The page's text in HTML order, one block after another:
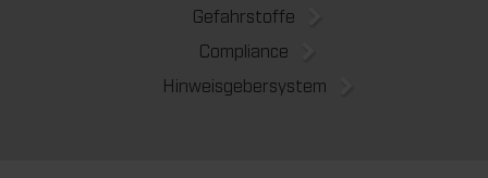
Gefahrstoffe
Compliance
Hinweisgebersystem